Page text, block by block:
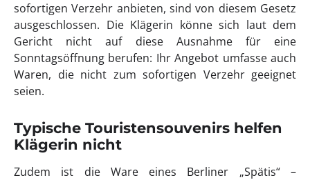
sofortigen Verzehr anbieten, sind von diesem Gesetz
ausgeschlossen. Die Klägerin könne sich laut dem
Gericht nicht auf diese Ausnahme für eine
Sonntagsöffnung berufen: Ihr Angebot umfasse auch
Waren, die nicht zum sofortigen Verzehr geeignet
seien.
Typische Touristensouvenirs helfen
Klägerin nicht
Zudem ist die Ware eines Berliner „Spätis“ –